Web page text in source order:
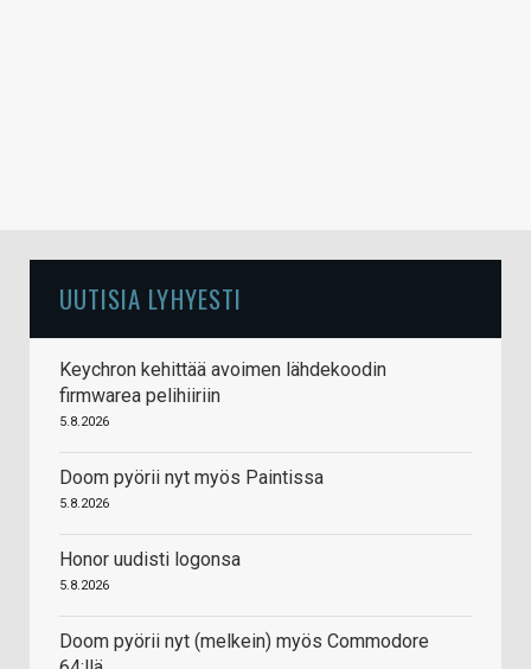
UUTISIA LYHYESTI
Keychron kehittää avoimen lähdekoodin
firmwarea pelihiiriin
5.8.2026
Doom pyörii nyt myös Paintissa
5.8.2026
Honor uudisti logonsa
5.8.2026
Doom pyörii nyt (melkein) myös Commodore